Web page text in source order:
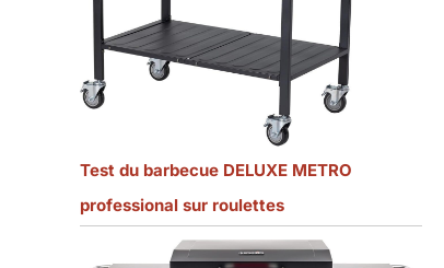
Test du barbecue DELUXE METRO
professional sur roulettes